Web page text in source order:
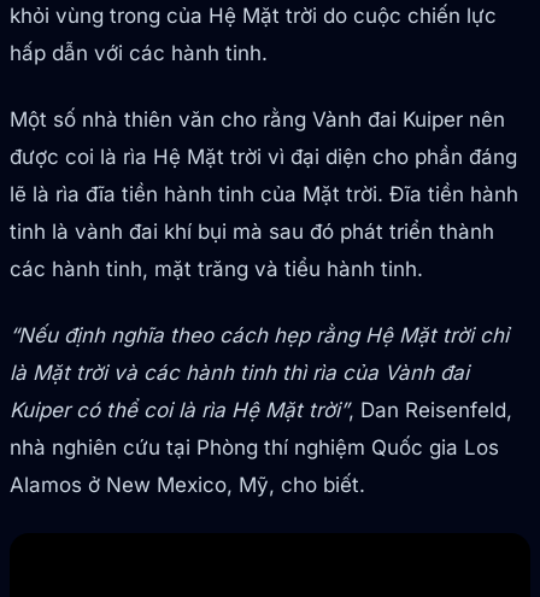
khỏi vùng trong của Hệ Mặt trời do cuộc chiến lực
hấp dẫn với các hành tinh.
Một số nhà thiên văn cho rằng Vành đai Kuiper nên
được coi là rìa Hệ Mặt trời vì đại diện cho phần đáng
lẽ là rìa đĩa tiền hành tinh của Mặt trời. Đĩa tiền hành
tinh là vành đai khí bụi mà sau đó phát triển thành
các hành tinh, mặt trăng và tiểu hành tinh.
“Nếu định nghĩa theo cách hẹp rằng Hệ Mặt trời chỉ
là Mặt trời và các hành tinh thì rìa của Vành đai
Kuiper có thể coi là rìa Hệ Mặt trời”, Dan Reisenfeld,
nhà nghiên cứu tại Phòng thí nghiệm Quốc gia Los
Alamos ở New Mexico, Mỹ, cho biết.